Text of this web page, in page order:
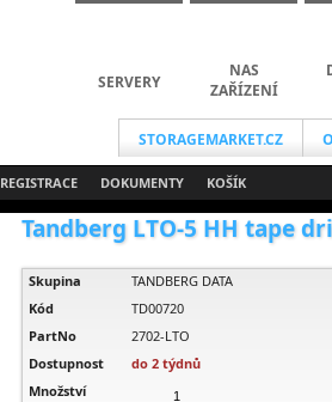
STORAGEMARKET.CZ
SERVERY
NAS
ZAŘÍZENÍ
REGISTRACE DOKUMENTY KOŠÍK
Tandberg LTO-5 HH tape
Skupina
TANDBERG DATA
Kód
TD00720
PartNo
2702-LTO
Dostupnost
do 2 týdnů
Množství